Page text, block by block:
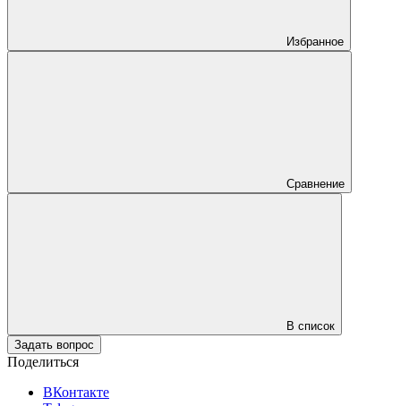
Избранное
Сравнение
В список
Задать вопрос
Поделиться
ВКонтакте